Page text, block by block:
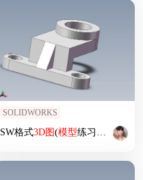
SOLIDWORKS
SW格式3D图(模型练习题)-009